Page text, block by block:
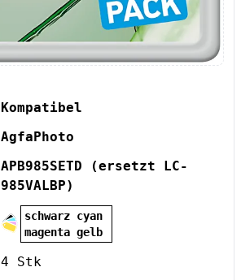
Kompatibel
AgfaPhoto
APB985SETD
(ersetzt LC-
985VALBP)
schwarz cyan
magenta gelb
4 Stk